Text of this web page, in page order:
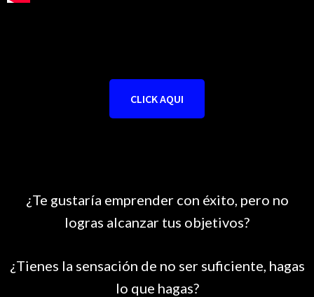
CLICK AQUI
¿Te gustaría emprender con éxito, pero no
logras alcanzar tus objetivos?
¿Tienes la sensación de no ser suficiente, hagas
lo que hagas?